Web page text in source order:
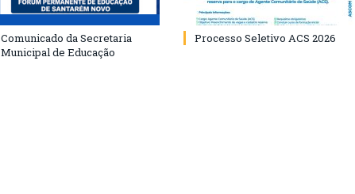
Comunicado da Secretaria
Municipal de Educação
Processo Seletivo ACS 2026